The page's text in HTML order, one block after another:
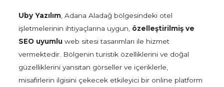
Uby Yazılım , Adana Aladağ bölgesindeki otel
işletmelerinin ihtiyaçlarına uygun, özelleştirilmiş ve
SEO uyumlu web sitesi tasarımları ile hizmet
vermektedir. Bölgenin turistik özelliklerini ve doğal
güzelliklerini yansıtan görseller ve içeriklerle,
misafirlerin ilgisini çekecek etkileyici bir online platform